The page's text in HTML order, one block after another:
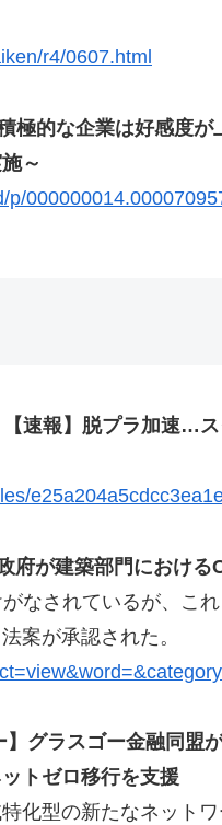
r4/0607.html
極的な企業は好感度
～
速報】脱プラ加速…
が建築部門における
なされているが、こ
案が承認された。
グラスゴー金融同盟
トゼロ移行を支援
化型の新たなネット